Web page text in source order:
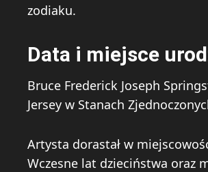
zodiaku.
Data i miejsce
Bruce Frederick Joseph
Jersey w Stanach
Artysta dorastał w
Wczesne lat dzieciństwa oraz